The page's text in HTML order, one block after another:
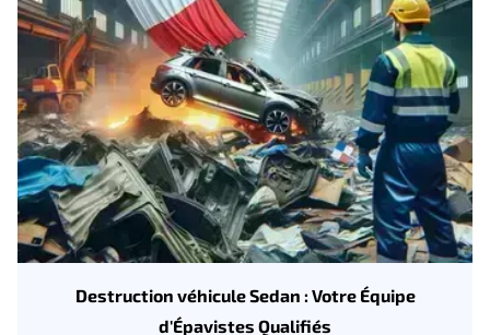
Destruction véhicule Sedan : Votre Équipe
d'Épavistes Qualifiés